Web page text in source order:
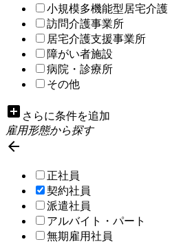
小規模多機能型居宅介護
訪問介護事業所
居宅介護支援事業所
障がい者施設
病院・診療所
その他
add_box さらに条件を追加
雇用形態から探す

正社員
契約社員
派遣社員
アルバイト・パート
無期雇用社員